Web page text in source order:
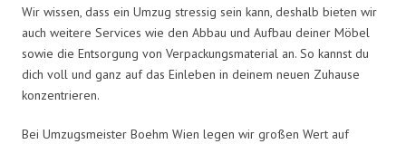
Wir wissen, dass ein Umzug stressig sein kann, deshalb bieten wir
auch weitere Services wie den Abbau und Aufbau deiner Möbel
sowie die Entsorgung von Verpackungsmaterial an. So kannst du
dich voll und ganz auf das Einleben in deinem neuen Zuhause
konzentrieren.
Bei Umzugsmeister Boehm Wien legen wir großen Wert auf